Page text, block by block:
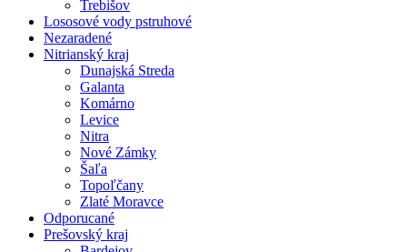
Trebišov
Lososové vody pstruhové
Nezaradené
Nitrianský kraj
Dunajská Streda
Galanta
Komárno
Levice
Nitra
Nové Zámky
Šaľa
Topoľčany
Zlaté Moravce
Odporucané
Prešovský kraj